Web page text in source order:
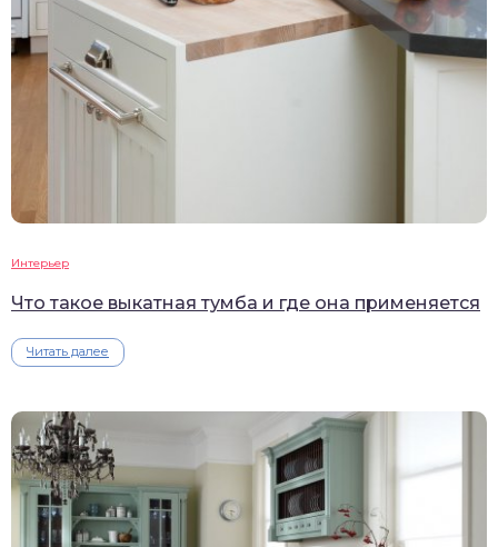
Интерьер
Что такое выкатная тумба и где она применяется
Читать далее